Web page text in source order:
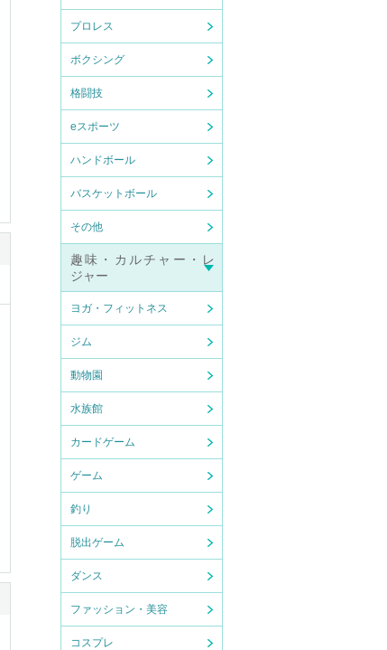
プロレス
ボクシング
格闘技
eスポーツ
ハンドボール
バスケットボール
その他
趣味・カルチャー・レ
ジャー
ヨガ・フィットネス
ジム
動物園
水族館
カードゲーム
ゲーム
釣り
脱出ゲーム
ダンス
ファッション・美容
コスプレ